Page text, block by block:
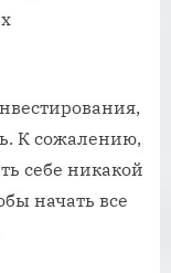
К сожалению,
себе никакой
начать все